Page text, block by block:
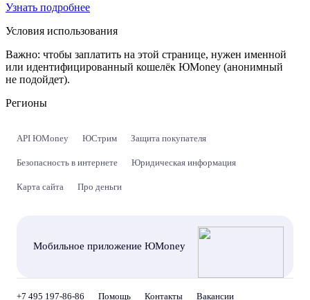
Узнать подробнее
Условия использования
Важно: чтобы заплатить на этой странице, нужен именной
или идентифицированный кошелёк ЮMoney (анонимный
не подойдет).
Регионы
API ЮMoney ЮСтрим Защита покупателя
Безопасность в интернете Юридическая информация
Карта сайта Про деньги
Мобильное приложение ЮMoney
+7 495 197-86-86 Помощь Контакты Вакансии